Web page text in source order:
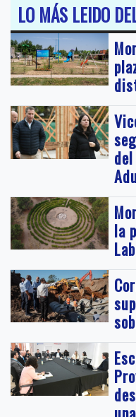
LO MÁS LEIDO
la